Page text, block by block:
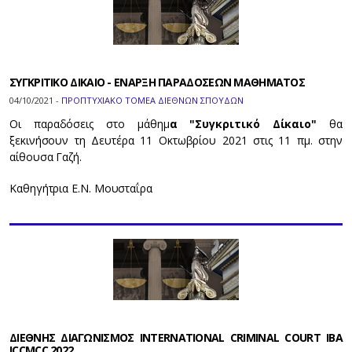
ΣΥΓΚΡΙΤΙΚΟ ΔΙΚΑΙΟ - ΕΝΑΡΞΗ ΠΑΡΑΔΟΣΕΩΝ ΜΑΘΗΜΑΤΟΣ
04/10/2021 - ΠΡΟΠΤΥΧΙΑΚΟ ΤΟΜΕΑ ΔΙΕΘΝΩΝ ΣΠΟΥΔΩΝ
Οι παραδόσεις στο μάθημα "Συγκριτικό Δίκαιο" θα
ξεκινήσουν τη Δευτέρα 11 Οκτωβρίου 2021 στις 11 πμ. στην
αίθουσα Γαζή.
Καθηγήτρια Ε.Ν. Μουσταΐρα
ΔΙΕΘΝΗΣ ΔΙΑΓΩΝΙΣΜΟΣ INTERNATIONAL CRIMINAL COURT IBA